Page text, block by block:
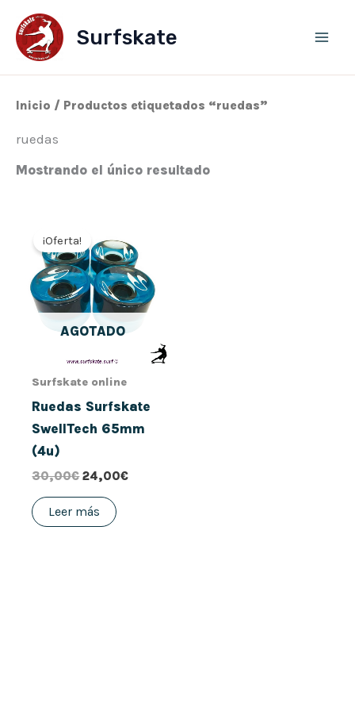
contenido
Surfskate
Inicio / Productos etiquetados “ruedas”
ruedas
Mostrando el único resultado
AGOTADO
¡Oferta!
Surfskate online
Ruedas Surfskate
SwellTech 65mm
(4u)
30,00€
original
era:
30,00€.
24,00€
actual
es:
24,00€.
Leer más